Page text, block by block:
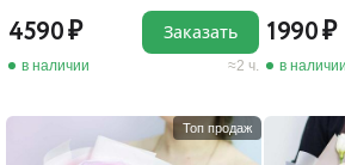
4590
в наличии 2 ч.
Заказать 1990
в наличии
Топ продаж